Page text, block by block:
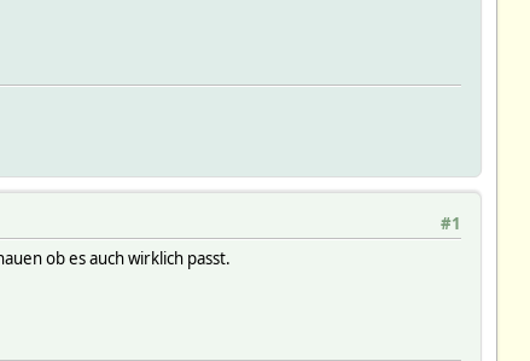
#1
ob es auch wirklich passt.